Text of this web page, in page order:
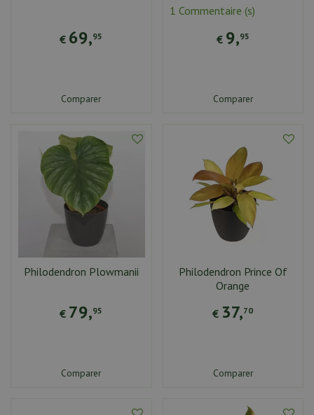
€ 69,95
Comparer
1 Commentaire (s)
€ 9,95
Comparer
Philodendron Plowmanii
€ 79,95
Comparer
Philodendron Prince Of
Orange
€ 37,70
Comparer